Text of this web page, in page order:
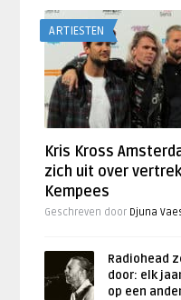
ARTIESTEN
Kris Kross
zich uit over
Kempees
Geschreven door Djuna
Radiohead
door: elk
op een